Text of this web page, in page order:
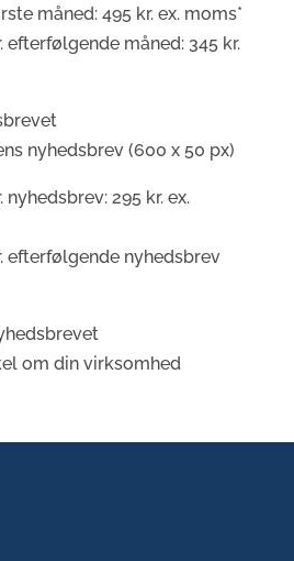
måned: 495 kr. ex. moms*
efterfølgende måned: 345 kr.
nyhedsbrev (600 x 50 px)
nyhedsbrev: 295 kr. ex.
efterfølgende nyhedsbrev
om din virksomhed